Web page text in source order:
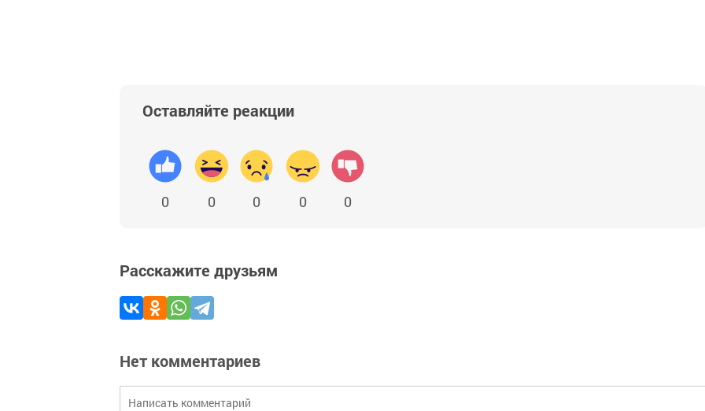
Оставляйте реакции
0 0 0 0 0
Расскажите друзьям
Нет комментариев